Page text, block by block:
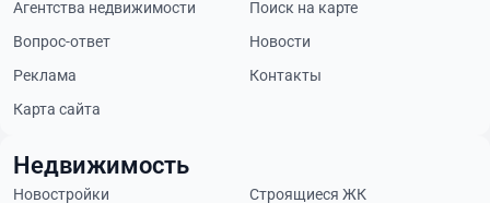
Агентства недвижимости
Поиск на карте
Вопрос-ответ
Новости
Реклама
Контакты
Карта сайта
Недвижимость
Новостройки
Строящиеся ЖК